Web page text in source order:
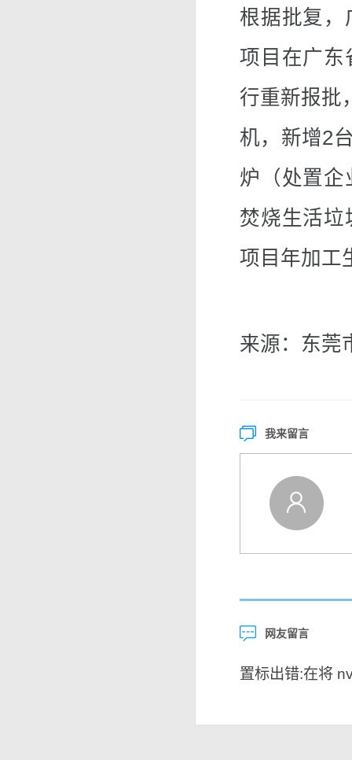
根据批复，
项目在广东
行重新报批
机，新增2
炉（处置企
焚烧生活垃
项目年加工
来源：东莞
我来留言
网友留言
置标出错:在将